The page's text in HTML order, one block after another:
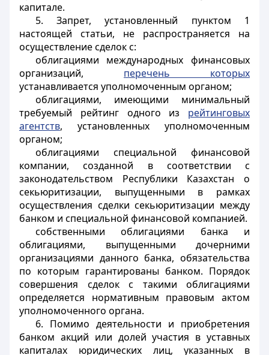
капитале.
5. Запрет, установленный пунктом 1
настоящей статьи, не распространяется на
осуществление сделок с:
облигациями международных финансовых
организаций, перечень которых
устанавливается уполномоченным органом;
облигациями, имеющими минимальный
требуемый рейтинг одного из рейтинговых
агентств, установленных уполномоченным
органом;
облигациями специальной финансовой
компании, созданной в соответствии с
законодательством Республики Казахстан о
секьюритизации, выпущенными в рамках
осуществления сделки секьюритизации между
банком и специальной финансовой компанией.
собственными облигациями банка и
облигациями, выпущенными дочерними
организациями данного банка, обязательства
по которым гарантированы банком. Порядок
совершения сделок с такими облигациями
определяется нормативным правовым актом
уполномоченного органа.
6. Помимо деятельности и приобретения
банком акций или долей участия в уставных
капиталах юридических лиц, указанных в